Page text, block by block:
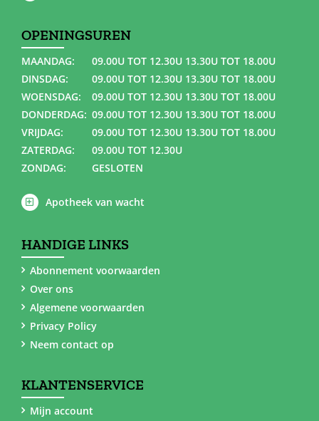
OPENINGSUREN
MAANDAG:
09.00U TOT 12.30U 13.30U TOT 18.00U
DINSDAG:
09.00U TOT 12.30U 13.30U TOT 18.00U
WOENSDAG:
09.00U TOT 12.30U 13.30U TOT 18.00U
DONDERDAG: 09.00U TOT 12.30U 13.30U TOT 18.00U
VRIJDAG:
09.00U TOT 12.30U 13.30U TOT 18.00U
ZATERDAG:
09.00U TOT 12.30U
ZONDAG:
GESLOTEN
Apotheek van wacht
HANDIGE LINKS
Abonnement voorwaarden
Over ons
Algemene voorwaarden
Privacy Policy
Neem contact op
KLANTENSERVICE
Mijn account